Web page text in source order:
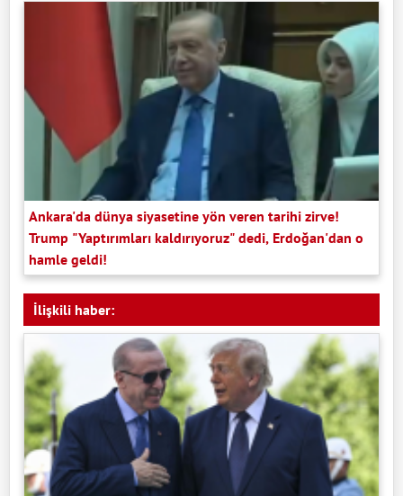
Ankara'da dünya siyasetine yön veren tarihi zirve!
Trump "Yaptırımları kaldırıyoruz" dedi, Erdoğan'dan o
hamle geldi!
İlişkili haber: